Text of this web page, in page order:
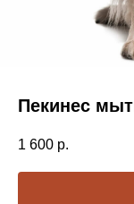
Пекинес
1 600 р.